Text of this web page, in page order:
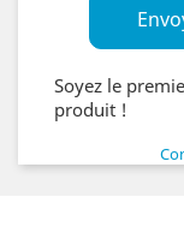
Soyez le
produit !